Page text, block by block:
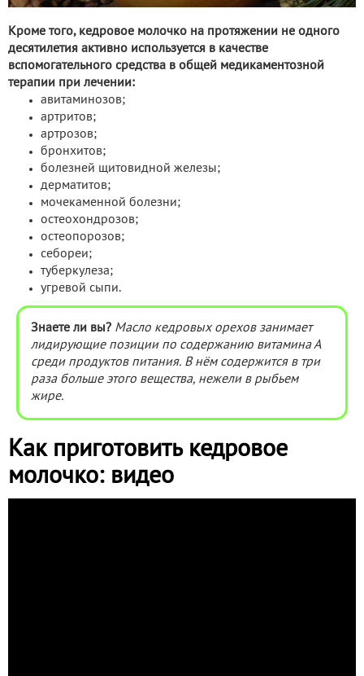
Кроме того, кедровое молочко на протяжении не одного
десятилетия активно используется в качестве
вспомогательного средства в общей медикаментозной
терапии при лечении:
авитаминозов;
артритов;
артрозов;
бронхитов;
болезней щитовидной железы;
дерматитов;
мочекаменной болезни;
остеохондрозов;
остеопорозов;
себореи;
туберкулеза;
угревой сыпи.
Знаете ли вы? Масло кедровых орехов занимает
лидирующие позиции по содержанию витамина А
среди продуктов питания. В нём содержится в три
раза больше этого вещества, нежели в рыбьем
жире.
Как приготовить кедровое
молочко: видео